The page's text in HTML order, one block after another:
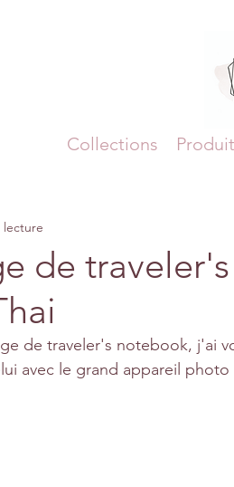
Collections
de
lecture
de traveler's notebook, j'ai
avec le grand appareil photo